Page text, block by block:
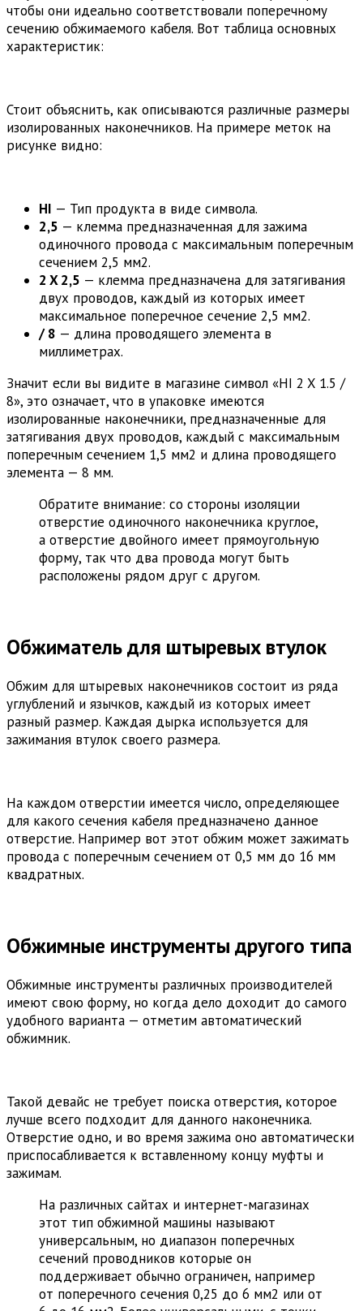
чтобы они идеально соответствовали поперечному
сечению обжимаемого кабеля. Вот таблица основных
характеристик:
Стоит объяснить, как описываются различные размеры
изолированных наконечников. На примере меток на
рисунке видно:
HI — Тип продукта в виде символа.
2,5 — клемма предназначенная для зажима
одиночного провода с максимальным поперечным
сечением 2,5 мм2.
2 X 2,5 — клемма предназначена для затягивания
двух проводов, каждый из которых имеет
максимальное поперечное сечение 2,5 мм2.
/ 8 — длина проводящего элемента в
миллиметрах.
Значит если вы видите в магазине символ «HI 2 X 1.5 /
8», это означает, что в упаковке имеются
изолированные наконечники, предназначенные для
затягивания двух проводов, каждый с максимальным
поперечным сечением 1,5 мм2 и длина проводящего
элемента — 8 мм.
Обратите внимание: со стороны изоляции
отверстие одиночного наконечника круглое,
а отверстие двойного имеет прямоугольную
форму, так что два провода могут быть
расположены рядом друг с другом.
Обжиматель для штыревых втулок
Обжим для штыревых наконечников состоит из ряда
углублений и язычков, каждый из которых имеет
разный размер. Каждая дырка используется для
зажимания втулок своего размера.
На каждом отверстии имеется число, определяющее
для какого сечения кабеля предназначено данное
отверстие. Например вот этот обжим может зажимать
провода с поперечным сечением от 0,5 мм до 16 мм
квадратных.
Обжимные инструменты другого типа
Обжимные инструменты различных производителей
имеют свою форму, но когда дело доходит до самого
удобного варианта — отметим автоматический
обжимник.
Такой девайс не требует поиска отверстия, которое
лучше всего подходит для данного наконечника.
Отверстие одно, и во время зажима оно автоматически
приспосабливается к вставленному концу муфты и
зажимам.
На различных сайтах и интернет-магазинах
этот тип обжимной машины называют
универсальным, но диапазон поперечных
сечений проводников которые он
поддерживает обычно ограничен, например
от поперечного сечения 0,25 до 6 мм2 или от